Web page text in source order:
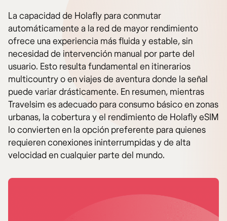
La capacidad de Holafly para conmutar
automáticamente a la red de mayor rendimiento
ofrece una experiencia más fluida y estable, sin
necesidad de intervención manual por parte del
usuario. Esto resulta fundamental en itinerarios
multicountry o en viajes de aventura donde la señal
puede variar drásticamente. En resumen, mientras
Travelsim es adecuado para consumo básico en zonas
urbanas, la cobertura y el rendimiento de Holafly eSIM
lo convierten en la opción preferente para quienes
requieren conexiones ininterrumpidas y de alta
velocidad en cualquier parte del mundo.